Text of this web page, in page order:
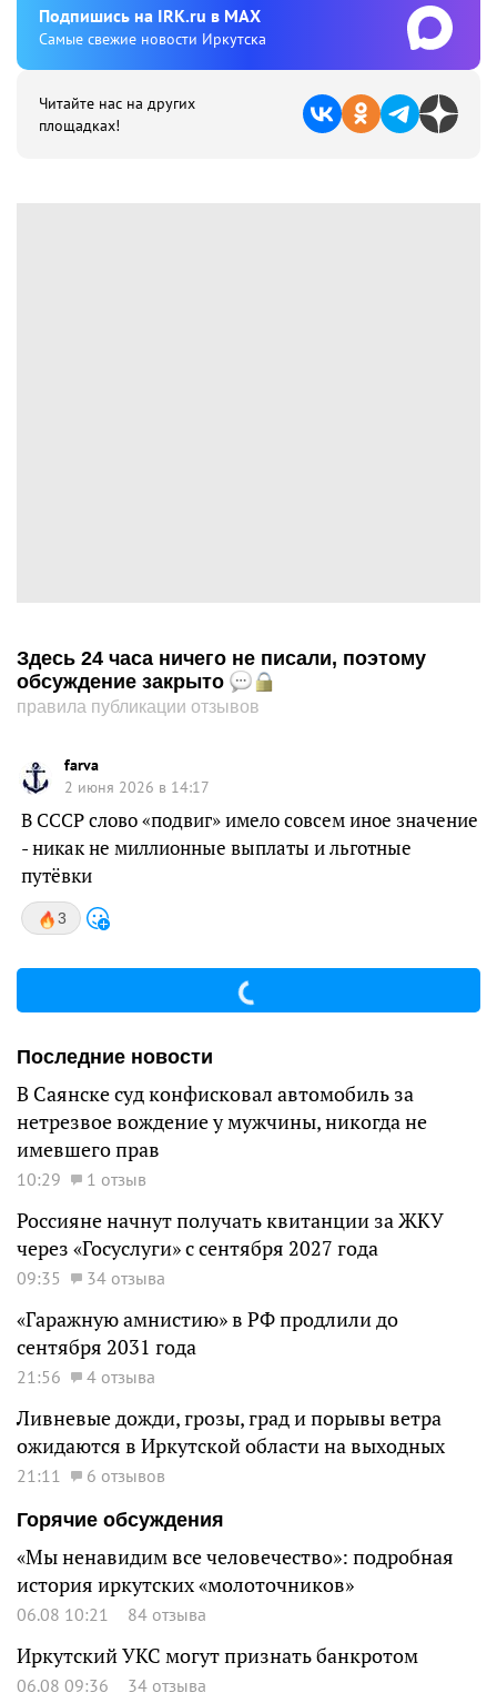
Подпишиcь на IRK.ru в MAX
Cамые свежие новости Иркутска
Читайте нас на других
площадках!
Здесь 24 часа ничего не писали, поэтому
обсуждение закрыто
правила публикации отзывов
farva
2 июня 2026 в 14:17
В СССР слово «подвиг» имело совсем иное значение
- никак не миллионные выплаты и льготные
путёвки
3
Последние новости
В Саянске суд конфисковал автомобиль за
нетрезвое вождение у мужчины, никогда не
имевшего прав
10:29 1 отзыв
Россияне начнут получать квитанции за ЖКУ
через «Госуслуги» с сентября 2027 года
09:35 34 отзыва
«Гаражную амнистию» в РФ продлили до
сентября 2031 года
21:56 4 отзыва
Ливневые дожди, грозы, град и порывы ветра
ожидаются в Иркутской области на выходных
21:11
6 отзывов
Горячие обсуждения
«Мы ненавидим все человечество»: подробная
история иркутских «молоточников»
06.08 10:21 84 отзыва
Иркутский УКС могут признать банкротом
06.08 09:36 34 отзыва